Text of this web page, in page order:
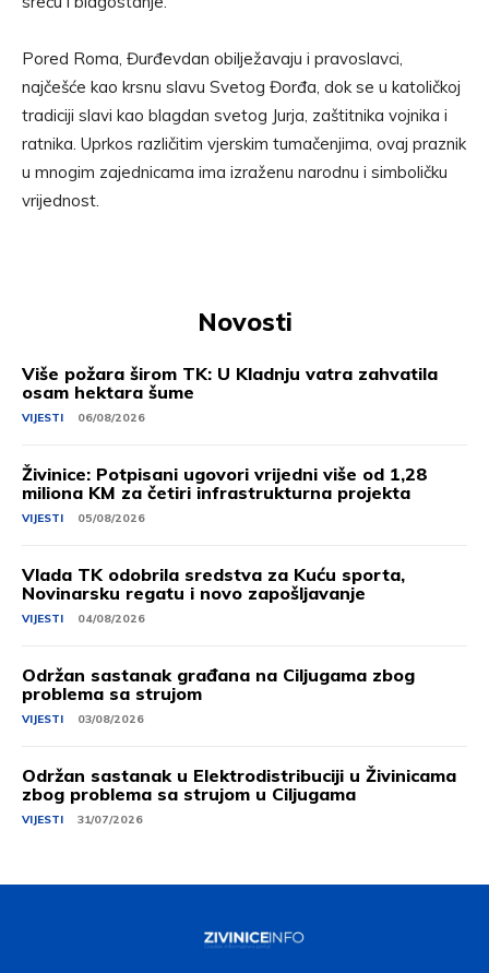
Pored Roma, Đurđevdan obilježavaju i pravoslavci,
najčešće kao krsnu slavu Svetog Đorđa, dok se u katoličkoj
tradiciji slavi kao blagdan svetog Jurja, zaštitnika vojnika i
ratnika. Uprkos različitim vjerskim tumačenjima, ovaj praznik
u mnogim zajednicama ima izraženu narodnu i simboličku
vrijednost.
Novosti
Više požara širom TK: U Kladnju vatra zahvatila
osam hektara šume
VIJESTI 06/08/2026
Živinice: Potpisani ugovori vrijedni više od 1,28
miliona KM za četiri infrastrukturna projekta
VIJESTI 05/08/2026
Vlada TK odobrila sredstva za Kuću sporta,
Novinarsku regatu i novo zapošljavanje
VIJESTI 04/08/2026
Održan sastanak građana na Ciljugama zbog
problema sa strujom
VIJESTI 03/08/2026
Održan sastanak u Elektrodistribuciji u Živinicama
zbog problema sa strujom u Ciljugama
VIJESTI 31/07/2026